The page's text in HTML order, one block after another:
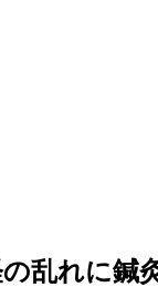
乱れに鍼